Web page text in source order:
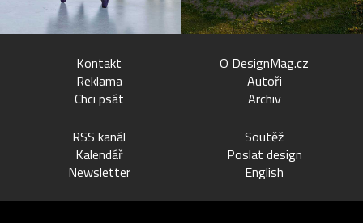
Kontakt
Reklama
Chci psát
O DesignMag.cz
Autoři
Archiv
RSS kanál
Kalendář
Newsletter
Soutěž
Poslat design
English